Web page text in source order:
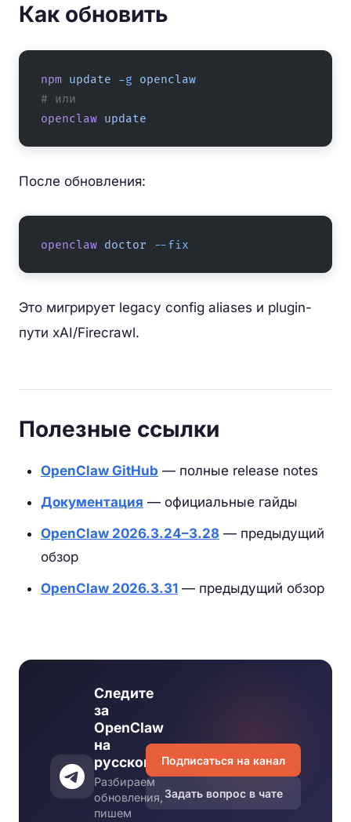
Как обновить
npm update -g openclaw
# или
openclaw update
После обновления:
openclaw doctor --fix
Это мигрирует legacy config aliases и plugin-
пути xAI/Firecrawl.
Полезные ссылки
OpenClaw GitHub — полные release notes
Документация — официальные гайды
OpenClaw 2026.3.24–3.28 — предыдущий
обзор
OpenClaw 2026.3.31 — предыдущий обзор
Следите
за
OpenClaw
на
русском
Разбираем
обновления,
пишем
Подписаться на канал
Задать вопрос в чате